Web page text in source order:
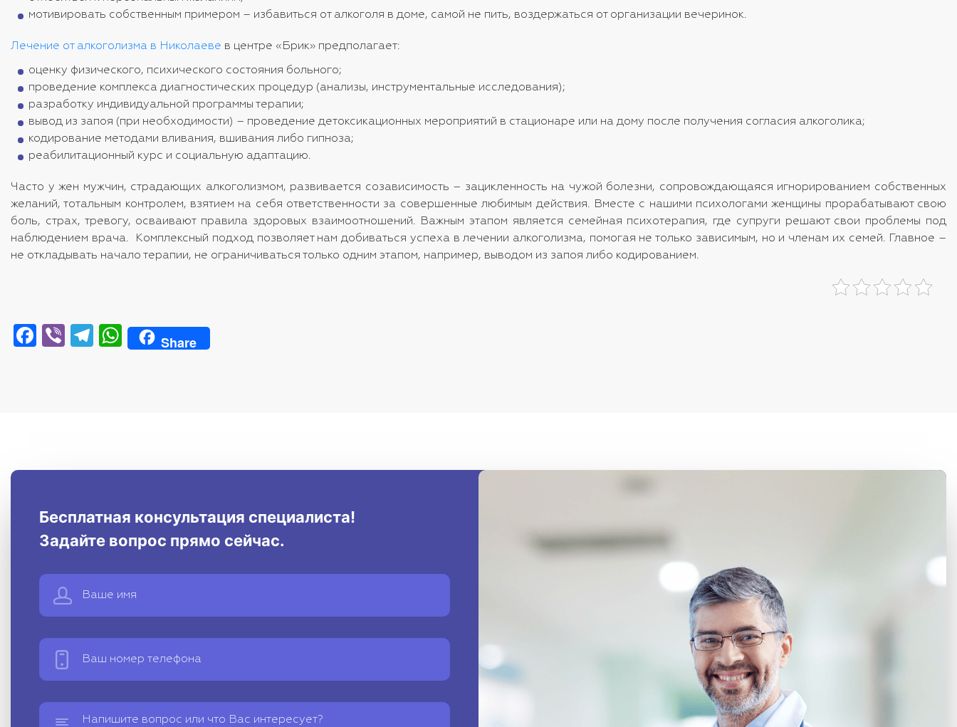
мотивировать собственным примером – избавиться от алкоголя в доме, самой не пить, воздержаться от организации вечеринок.
Лечение от алкоголизма в Николаеве в центре «Брик» предполагает:
оценку физического, психического состояния больного;
проведение комплекса диагностических процедур (анализы, инструментальные исследования);
разработку индивидуальной программы терапии;
вывод из запоя (при необходимости) – проведение детоксикационных мероприятий в стационаре или на дому после получения согласия алкоголика;
кодирование методами вливания, вшивания либо гипноза;
реабилитационный курс и социальную адаптацию.
Часто у жен мужчин, страдающих алкоголизмом, развивается созависимость – зацикленность на чужой болезни, сопровождающаяся игнорированием собственных
желаний, тотальным контролем, взятием на себя ответственности за совершенные любимым действия. Вместе с нашими психологами женщины прорабатывают свою
боль, страх, тревогу, осваивают правила здоровых взаимоотношений. Важным этапом является семейная психотерапия, где супруги решают свои проблемы под
наблюдением врача. Комплексный подход позволяет нам добиваться успеха в лечении алкоголизма, помогая не только зависимым, но и членам их семей. Главное –
не откладывать начало терапии, не ограничиваться только одним этапом, например, выводом из запоя либо кодированием.
Facebook
ViberTelegram
WhatsApp
Share
Бесплатная консультация специалиста!
Задайте вопрос прямо сейчас.